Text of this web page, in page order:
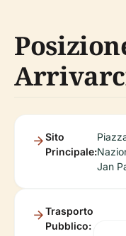
Sito
Principale:
Jan
Trasporto
Pubblico: